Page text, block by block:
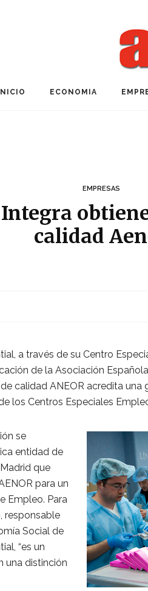
INICIO ECONOMIA
EMPRESAS
calidad
a través de su Centro
de la Asociación
calidad ANEOR acredita
los Centros Especiales
se
entidad de
que
para un
Empleo. Para
responsable
Social de
“es un
una distinción